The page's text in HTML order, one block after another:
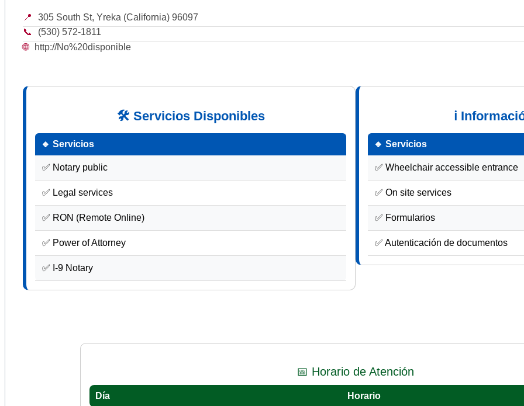
📍
305 South St, Yreka (California) 96097
📞
(530) 572-1811
🌐
http://No%20disponible
🛠 Servicios Disponibles
🔹 Servicios
✅ Notary public
✅ Legal services
✅ RON (Remote Online)
✅ Power of Attorney
✅ I-9 Notary
ℹ
🔹 Servicios
✅ Wheelchair accessible entrance
✅ On site services
✅ Formularios
✅ Autenticación de documentos
📅 Horario de Atención
Día Horario